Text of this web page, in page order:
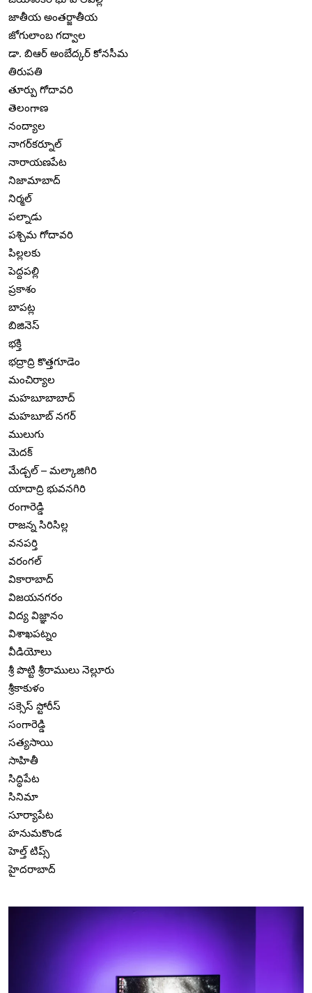
జాతీయ అంతర్జాతీయ
జోగులాంబ గద్వాల
డా. బిఆర్ అంబేద్కర్ కోనసీమ
తిరుపతి
తూర్పు గోదావరి
తెలంగాణ
నంద్యాల
నాగర్‌కర్నూల్
నారాయణపేట
నిజామాబాద్
నిర్మల్
పల్నాడు
పశ్చిమ గోదావరి
పిల్లలకు
పెద్దపల్లి
ప్రకాశం
బాపట్ల
బిజినెస్
భక్తి
భద్రాద్రి కొత్తగూడెం
మంచిర్యాల
మహబూబాబాద్
మహబూబ్ నగర్
ములుగు
మెదక్
మేడ్చల్ – మల్కాజిగిరి
యాదాద్రి భువనగిరి
రంగారెడ్డి
రాజన్న సిరిసిల్ల
వనపర్తి
వరంగల్
వికారాబాద్
విజయనగరం
విద్య విజ్ఞానం
విశాఖపట్నం
వీడియోలు
శ్రీ పొట్టి శ్రీరాములు నెల్లూరు
శ్రీకాకుళం
సక్సెస్ స్టోరీస్
సంగారెడ్డి
సత్యసాయి
సాహితీ
సిద్ధిపేట
సినిమా
సూర్యాపేట
హనుమకొండ
హెల్త్ టిప్స్
హైదరాబాద్